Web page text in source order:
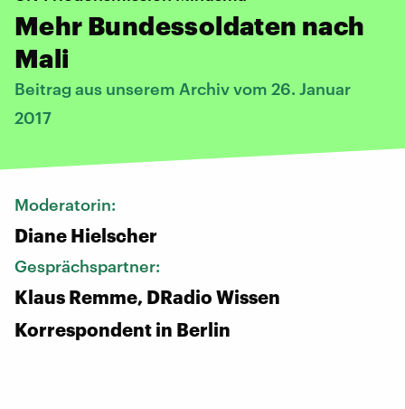
Mehr Bundessoldaten nach
Mali
Beitrag aus unserem Archiv vom 26. Januar
2017
Moderatorin:
Diane Hielscher
Gesprächspartner:
Klaus Remme, DRadio Wissen
Korrespondent in Berlin